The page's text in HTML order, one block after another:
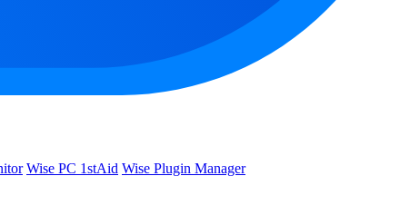
Wise PC 1stAid Wise Plugin Manager